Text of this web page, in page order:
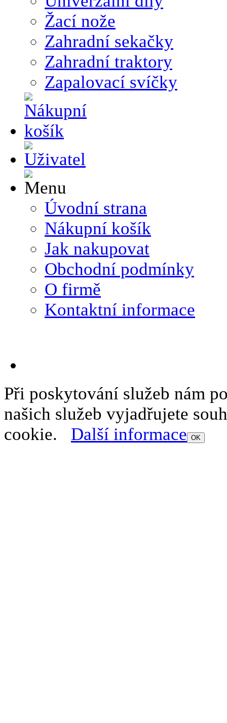
Žací nože
Zahradní sekačky
Zahradní traktory
Zapalovací svíčky
Úvodní strana
Nákupní košík
Jak nakupovat
Obchodní podmínky
O firmě
Kontaktní informace
Při poskytování služeb nám
našich služeb vyjadřujete
cookie. Další informace